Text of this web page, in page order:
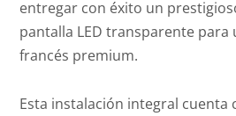
entregar con éxito un
pantalla LED transparente
francés premium.
Esta instalación integral cuenta